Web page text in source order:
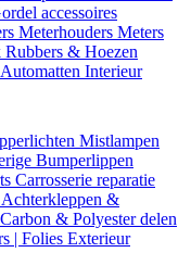
accessoires
Meterhouders Meters
Rubbers & Hoezen
Automatten Interieur
Mistlampen
Bumperlippen
Carrosserie reparatie
Achterkleppen &
Carbon & Polyester delen
| Folies Exterieur